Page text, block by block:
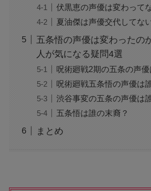
伏黒恵の声優は変わって
夏油傑は声優交代してな
五条悟の声優は変わったの
人が気になる疑問4選
呪術廻戦2期の五条の声優
呪術廻戦五条悟の声優は
渋谷事変の五条の声優は
五条悟は誰の末裔？
まとめ